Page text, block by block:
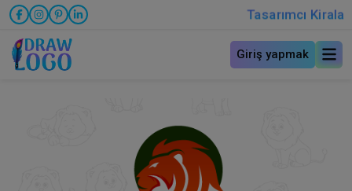
Tasarımcı Kirala
Giriş yapmak